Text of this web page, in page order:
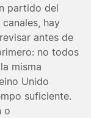
partido del
hay
antes de
no todos
misma
Unido
suficiente.
o